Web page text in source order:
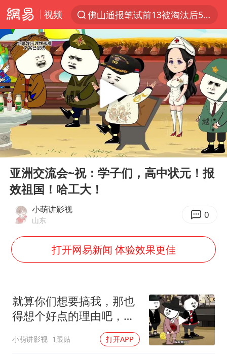
视频
佛山通报笔试前13被淘汰后5名进体检
上半年我国机械工业经济运行稳中有进
实测秋天第一杯奶茶
泰国枪击案凶手先杀祖父母后行凶
四川宜宾市高县发生4.9级地震
台风“白海豚”体型变大！环流面积接近13个浙江那么大
泰国校园枪击案死亡人数升至7人
东航新规：提前14天可免费退改签
汪峰阻止14岁女儿买大牌
国防部：坚决反制任何闹海挑衅图谋
王力宏演唱会黄牛带观众藏匿被查获
陕西省委书记赶赴柞水县杏坪镇
女孩摆摊卖菌子时收到北大通知书
改名后的“青海拉面”店
Play
00:00 02:37
亚洲交流会~祝：学子们，高中状元！报
效祖国！哈工大！
小萌讲影视
山东 0
打开网易新闻 体验效果更佳
就算你们想要搞我，那也
得想个好点的理由吧，这
小萌讲影视 1跟贴 打开APP